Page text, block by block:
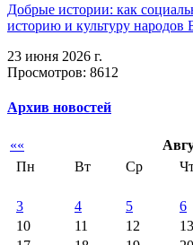
Добрые истории: как
историю и культуру народов
23 июня 2026 г.
Просмотров: 8612
Архив новостей
««
Пн
Вт Ср
3
4 5 6
10
11 12 13